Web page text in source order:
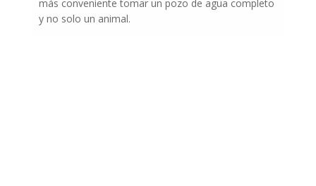
más conveniente tomar un pozo de agua completo
y no solo un animal.